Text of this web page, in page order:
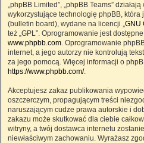
„phpBB Limited”, „phpBB Teams”
wykorzystujące technologię phpBB, która
(bulletin board), wydane na licencji „GNU
też „GPL”. Oprogramowanie jest
www.phpbb.com. Oprogramowanie
internet, a jego autorzy nie kontrolują
za jego pomocą. Więcej informacji o
https://www.phpbb.com/.
Akceptujesz zakaz publikowania
oszczerczym, propagującym treści
naruszającym cudze prawa autorskie i
zakazu może skutkować dla ciebie
witryny, a twój dostawca internetu
niewłaściwym zachowaniu. Wyrażasz